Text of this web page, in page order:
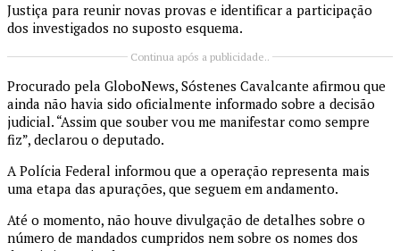
Justiça para reunir novas provas e identificar a participação
dos investigados no suposto esquema.
Continua após a publicidade..
Procurado pela GloboNews, Sóstenes Cavalcante afirmou que
ainda não havia sido oficialmente informado sobre a decisão
judicial. “Assim que souber vou me manifestar como sempre
fiz”, declarou o deputado.
A Polícia Federal informou que a operação representa mais
uma etapa das apurações, que seguem em andamento.
Até o momento, não houve divulgação de detalhes sobre o
número de mandados cumpridos nem sobre os nomes dos